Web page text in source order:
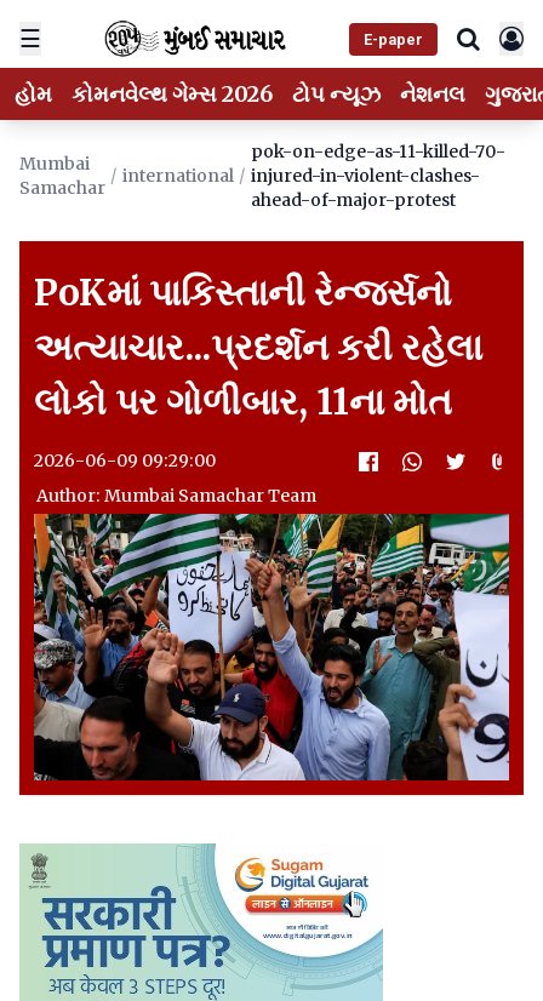
☰ E-paper
હોમ કોમનવેલ્થ ગેમ્સ 2026 ટોપ ન્યૂઝ નેશનલ
Mumbai
Samachar
/ international /
pok-on-edge-as-11-killed-70-
injured-in-violent-clashes-
ahead-of-major-protest
PoKમાં પાકિસ્તાની રેન્જર્સનો
અત્યાચાર...પ્રદર્શન કરી રહેલા
લોકો પર ગોળીબાર, 11ના મોત
2026-06-09 09:29:00
Author: Mumbai Samachar Team